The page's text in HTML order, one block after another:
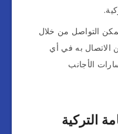
التواصل من خلال
ويمكن الاتصال به في أي
الأجانب
التركية